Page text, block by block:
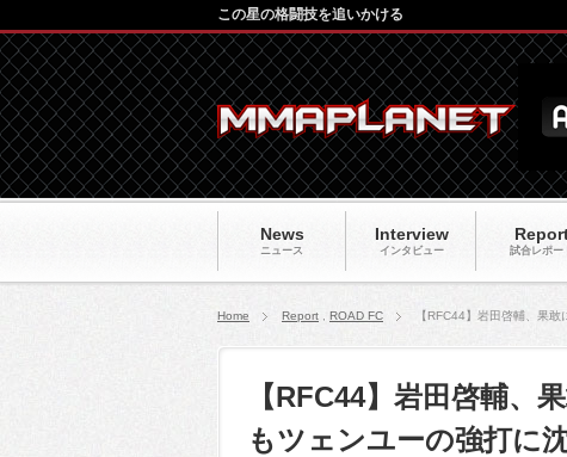
News
ニュース
Interview
インタビュー 試合レポー
この星の格闘技を追いかける
Home Report ROAD FC 【RFC44】岩田啓輔、果
【RFC44】岩田啓輔、
もツェンユーの強打に